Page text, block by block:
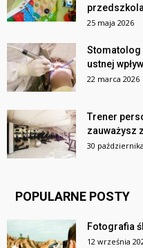
25 maja 2026
Stomatolog
ustnej
22 marca 2026
Trener
zauważysz
30
POPULARNE POSTY
Fotografia
12 września